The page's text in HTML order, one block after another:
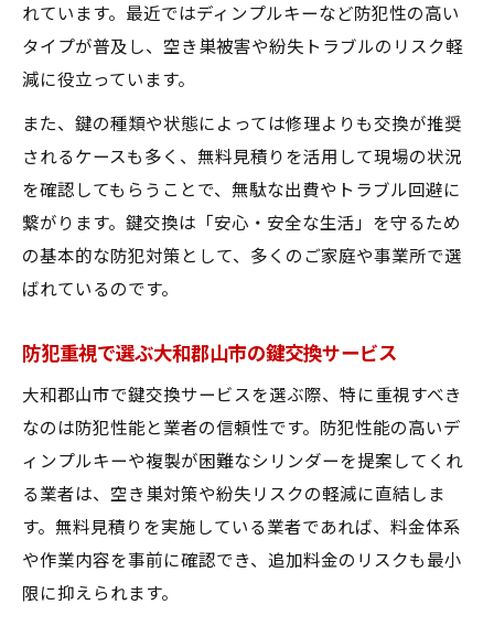
れています。最近ではディンプルキーなど防犯性の高い
タイプが普及し、空き巣被害や紛失トラブルのリスク軽
減に役立っています。
また、鍵の種類や状態によっては修理よりも交換が推奨
されるケースも多く、無料見積りを活用して現場の状況
を確認してもらうことで、無駄な出費やトラブル回避に
繋がります。鍵交換は「安心・安全な生活」を守るため
の基本的な防犯対策として、多くのご家庭や事業所で選
ばれているのです。
防犯重視で選ぶ大和郡山市の鍵交換サービス
大和郡山市で鍵交換サービスを選ぶ際、特に重視すべき
なのは防犯性能と業者の信頼性です。防犯性能の高いデ
ィンプルキーや複製が困難なシリンダーを提案してくれ
る業者は、空き巣対策や紛失リスクの軽減に直結しま
す。無料見積りを実施している業者であれば、料金体系
や作業内容を事前に確認でき、追加料金のリスクも最小
限に抑えられます。